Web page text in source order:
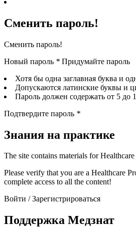
Сменить пароль!
Сменить пароль!
Новый пароль * Придумайте пароль
Хотя бы одна заглавная буква и
Допускаются латинские буквы и
Пароль должен содержать от 5 до
Подтвердите пароль *
Знания на практике
The site contains materials for Healthcare
Please verify that you are a Healthcare
complete access to all the content!
Войти / Зарегистрироваться
Поддержка Медзнат